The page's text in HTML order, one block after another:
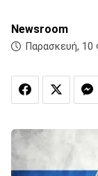
Newsroom
Παρασκευή, 10